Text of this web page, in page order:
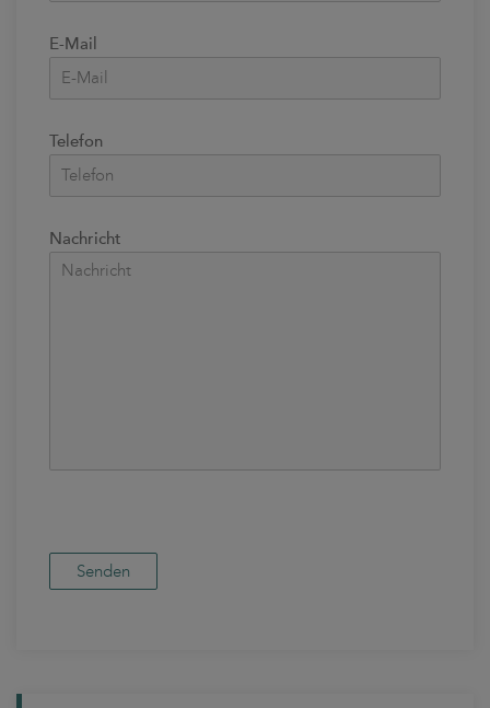
E-Mail
Telefon
Nachricht